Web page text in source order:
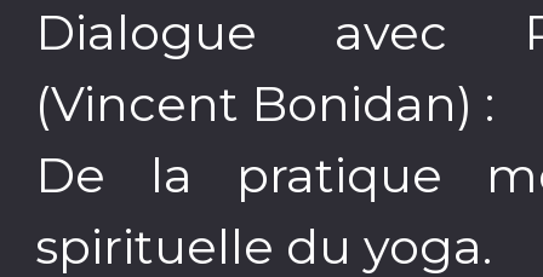
Dialogue avec
(Vincent Bonidan) :
De la pratique
spirituelle du yoga.